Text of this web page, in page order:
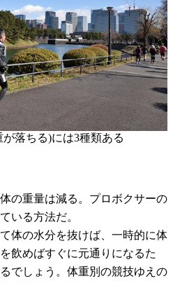
落ちる)には3種類ある
の重量は減る。プロボクサーの
いる方法だ。
体の水分を抜けば、一時的に体
飲めばすぐに元通りになるた
でしょう。体重別の競技ゆえの